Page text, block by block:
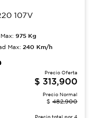
107V
975 Kg
Max: 240 Km/h
Precio Oferta
$ 313,900
Precio Normal
$ 482,900
Precio total por 4